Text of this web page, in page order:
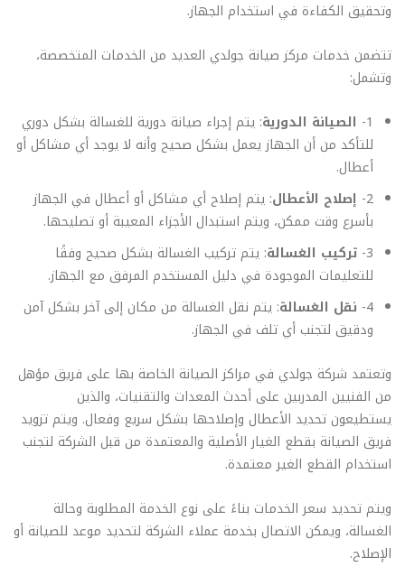
وتحقيق الكفاءة في استخدام الجهاز.
تتضمن خدمات مركز صيانة جولدي العديد من الخدمات المتخصصة،
وتشمل:
1- الصيانة الدورية: يتم إجراء صيانة دورية للغسالة بشكل دوري
للتأكد من أن الجهاز يعمل بشكل صحيح وأنه لا يوجد أي مشاكل أو
أعطال.
2- إصلاح الأعطال: يتم إصلاح أي مشاكل أو أعطال في الجهاز
بأسرع وقت ممكن، ويتم استبدال الأجزاء المعيبة أو تصليحها.
3- تركيب الغسالة: يتم تركيب الغسالة بشكل صحيح وفقًا
للتعليمات الموجودة في دليل المستخدم المرفق مع الجهاز.
4- نقل الغسالة: يتم نقل الغسالة من مكان إلى آخر بشكل آمن
ودقيق لتجنب أي تلف في الجهاز.
وتعتمد شركة جولدي في مراكز الصيانة الخاصة بها على فريق مؤهل
من الفنيين المدربين على أحدث المعدات والتقنيات، والذين
يستطيعون تحديد الأعطال وإصلاحها بشكل سريع وفعال. ويتم تزويد
فريق الصيانة بقطع الغيار الأصلية والمعتمدة من قبل الشركة لتجنب
استخدام القطع الغير معتمدة.
ويتم تحديد سعر الخدمات بناءً على نوع الخدمة المطلوبة وحالة
الغسالة، ويمكن الاتصال بخدمة عملاء الشركة لتحديد موعد للصيانة أو
الإصلاح.